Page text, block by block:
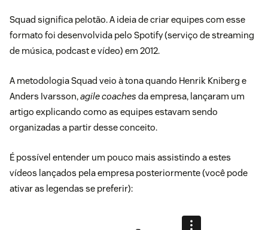
Squad significa pelotão. A ideia de criar equipes com esse
formato foi desenvolvida pelo Spotify (serviço de streaming
de música, podcast e vídeo) em 2012.
A metodologia Squad veio à tona quando Henrik Kniberg e
Anders Ivarsson,agile coaches da empresa, lançaram um
artigo explicando como as equipes estavam sendo
organizadas a partir desse conceito.
É possível entender um pouco mais assistindo a estes
vídeos lançados pela empresa posteriormente (você pode
ativar as legendas se preferir):